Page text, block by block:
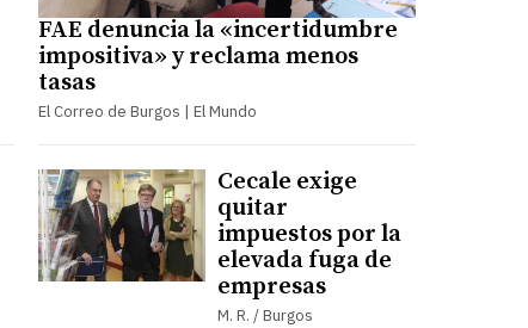
FAE denuncia la «incertidumbre
impositiva» y reclama menos
tasas
El Correo de Burgos | El Mundo
Cecale exige
quitar
impuestos por la
elevada fuga de
empresas
M. R. / Burgos